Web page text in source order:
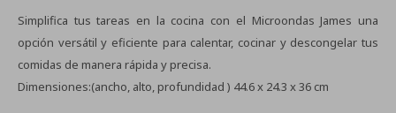
Simplifica tus tareas en la cocina con el Microondas James una
opción versátil y eficiente para calentar, cocinar y descongelar tus
comidas de manera rápida y precisa.
Dimensiones:(ancho, alto, profundidad ) 44.6 x 24.3 x 36 cm